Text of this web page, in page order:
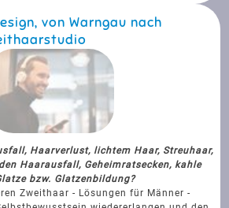
von Warngau nach
Haarverlust, lichtem Haar, Streuhaar,
Haarausfall, Geheimratsecken, kahle
bzw. Glatzenbildung?
Zweithaar - Lösungen für Männer -